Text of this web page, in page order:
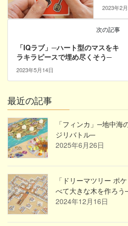
2023年2
次の記事
「IQラブ」─ハート型のマスをキ
ラキラピースで埋め尽くそう─
2023年5月14日
最近の記事
「フィンカ」─地中海
ジリバトル─
2025年6月26日
「ドリーマツリー ポ
べて大きな木を作ろう
2024年12月16日